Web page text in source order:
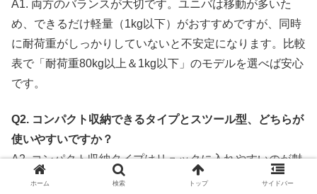
A1. 両方のバランスが大切です。ユニバは移動が多いた
め、できるだけ軽量（1kg以下）がおすすめですが、同時
に耐荷重がしっかりしていないと不安定になります。比較
表で「耐荷重80kg以上＆1kg以下」のモデルを選べば安心
です。
Q2. コンパクト収納できるタイプとスツール型、どちらが
使いやすいですか？
A2. コンパクト収納タイプはリュックに入れやすいのが魅
力ですが、組み立てに少し時間がかかります。スツール型
ホーム 検索 トップ サイドバー